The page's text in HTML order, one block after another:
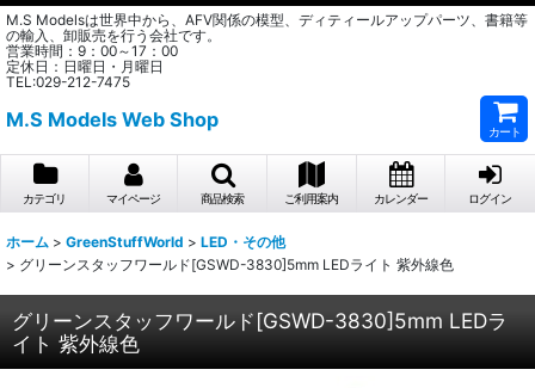
M.S Modelsは世界中から、AFV関係の模型、ディティールアップパーツ、書籍等
の輸入、卸販売を行う会社です。
営業時間：9：00～17：00
定休日：日曜日・月曜日
TEL:029-212-7475
M.S Models Web Shop
カート
カテゴリ マイページ 商品検索 ご利用案内 カレンダー ログイン
ホーム > GreenStuffWorld > LED・その他
> グリーンスタッフワールド[GSWD-3830]5mm LEDライト 紫外線色
グリーンスタッフワールド[GSWD-3830]5mm LEDラ
イト 紫外線色